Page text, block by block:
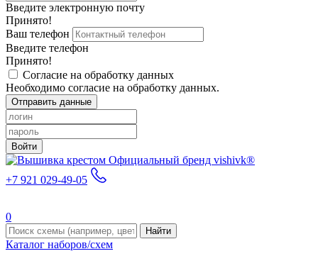
Введите электронную почту
Принято!
Ваш телефон
Введите телефон
Принято!
Согласие на обработку данных
Необходимо согласие на обработку данных.
Отправить данные
Войти
Официальный бренд vishivk®
+7 921 029-49-05
0
Найти
Каталог наборов/схем